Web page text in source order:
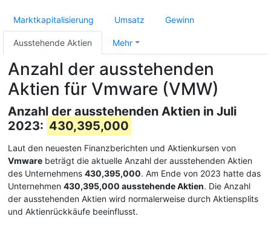
Marktkapitalisierung Umsatz Gewinn
Ausstehende Aktien Mehr
Anzahl der ausstehenden
Aktien für Vmware (VMW)
Anzahl der ausstehenden Aktien in Juli
2023: 430,395,000
Laut den neuesten Finanzberichten und Aktienkursen von
Vmware beträgt die aktuelle Anzahl der ausstehenden Aktien
des Unternehmens 430,395,000. Am Ende von 2023 hatte das
Unternehmen 430,395,000 ausstehende Aktien. Die Anzahl
der ausstehenden Aktien wird normalerweise durch Aktiensplits
und Aktienrückkäufe beeinflusst.